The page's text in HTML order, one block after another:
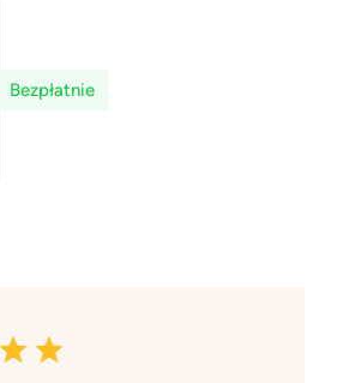
Bezpłatnie